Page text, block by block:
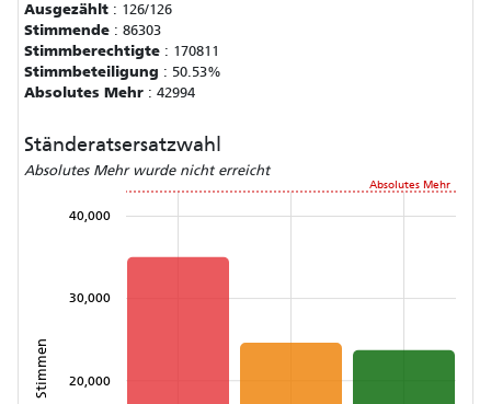
Ausgezählt : 126/126
Stimmende : 86303
Stimmberechtigte : 170811
Stimmbeteiligung : 50.53%
Absolutes Mehr : 42994
Ständeratsersatzwahl
Absolutes Mehr wurde nicht erreicht
20,000
30,000
40,000
Absolutes Mehr
Stimmen